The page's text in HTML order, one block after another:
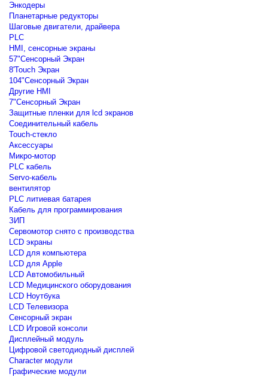
Энкодеры
Планетарные редукторы
Шаговые двигатели, драйвера
PLC
HMI, сенсорные экраны
57"Сенсорный Экран
8'Touch Экран
104"Сенсорный Экран
Другие HMI
7"Сенсорный Экран
Защитные пленки для lcd экранов
Соединительный кабель
Touch-стекло
Аксессуары
Микро-мотор
PLC кабель
Servo-кабель
вентилятор
PLC литиевая батарея
Кабель для программирования
ЗИП
Сервомотор снято с производства
LCD экраны
LCD для компьютера
LCD для Apple
LCD Автомобильный
LCD Медицинского оборудования
LCD Ноутбука
LCD Телевизора
Сенсорный экран
LCD Игровой консоли
Дисплейный модуль
Цифровой светодиодный дисплей
Сharacter модули
Графические модули